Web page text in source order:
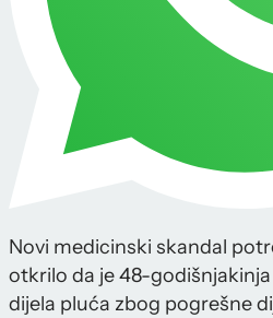
Novi medicinski skandal
otkrilo da je 48-
dijela pluća zbog pogrešne